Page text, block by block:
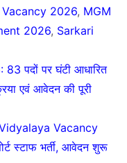
2026, MGM
2026, Sarkari
पदों पर घंटी आधारित
एवं आवेदन की पूरी
Vacancy
स्टाफ भर्ती, आवेदन शुरू